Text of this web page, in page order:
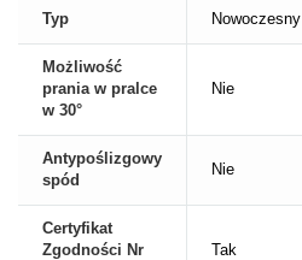
Typ Nowoczesny
Możliwość
prania w pralce
w 30°
Nie
Antypoślizgowy
spód
Nie
Certyfikat
Zgodności Nr
Tak